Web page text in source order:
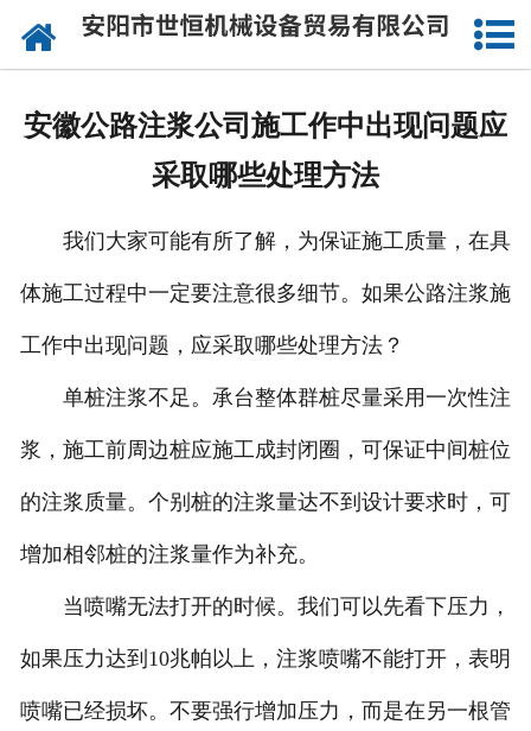
网站首页
施工视频
资讯动态
联系我们
安徽公路注浆公司施工作中出现问题应
采取哪些处理方法
我们大家可能有所了解，为保证施工质量，在具
体施工过程中一定要注意很多细节。如果公路注浆施
工作中出现问题，应采取哪些处理方法？
单桩注浆不足。承台整体群桩尽量采用一次性注
浆，施工前周边桩应施工成封闭圈，可保证中间桩位
的注浆质量。个别桩的注浆量达不到设计要求时，可
增加相邻桩的注浆量作为补充。
当喷嘴无法打开的时候。我们可以先看下压力，
如果压力达到10兆帕以上，注浆喷嘴不能打开，表明
喷嘴已经损坏。不要强行增加压力，而是在另一根管